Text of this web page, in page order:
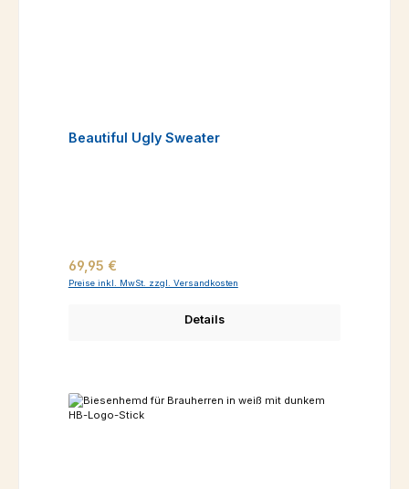
Beautiful Ugly Sweater
Regulärer Preis:
69,95 €
Preise inkl. MwSt. zzgl. Versandkosten
Details